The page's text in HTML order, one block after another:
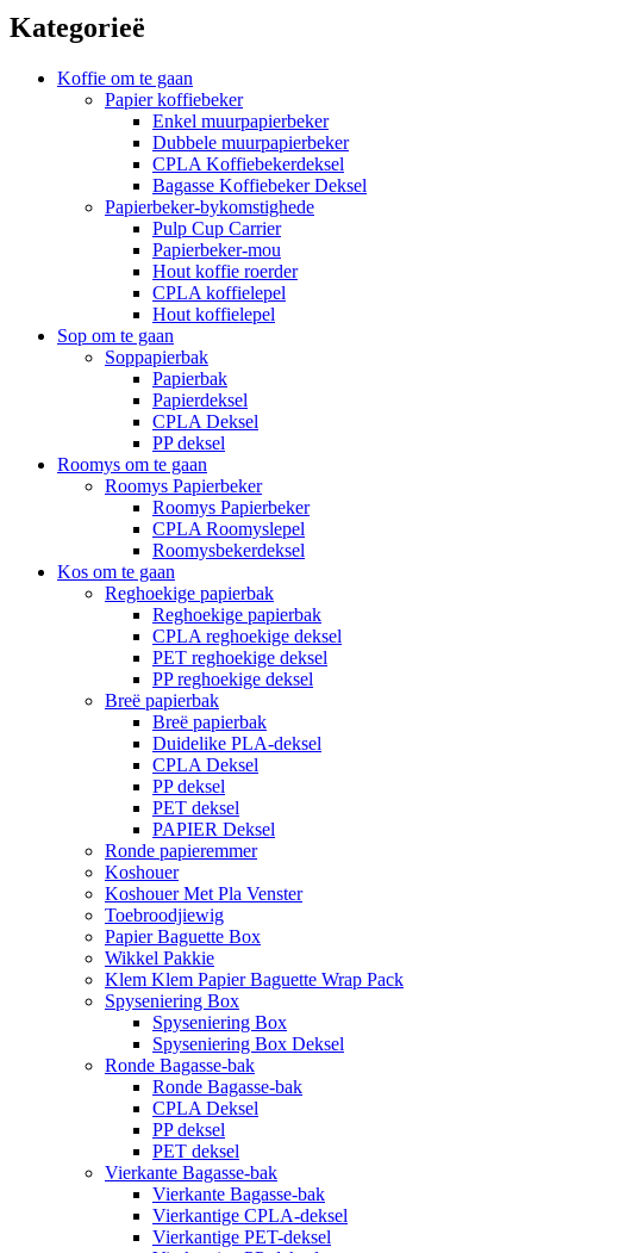
Kategorieë
Koffie om te gaan
Papier koffiebeker
Enkel muurpapierbeker
Dubbele muurpapierbeker
CPLA Koffiebekerdeksel
Bagasse Koffiebeker Deksel
Papierbeker-bykomstighede
Pulp Cup Carrier
Papierbeker-mou
Hout koffie roerder
CPLA koffielepel
Hout koffielepel
Sop om te gaan
Soppapierbak
Papierbak
Papierdeksel
CPLA Deksel
PP deksel
Roomys om te gaan
Roomys Papierbeker
Roomys Papierbeker
CPLA Roomyslepel
Roomysbekerdeksel
Kos om te gaan
Reghoekige papierbak
Reghoekige papierbak
CPLA reghoekige deksel
PET reghoekige deksel
PP reghoekige deksel
Breë papierbak
Breë papierbak
Duidelike PLA-deksel
CPLA Deksel
PP deksel
PET deksel
PAPIER Deksel
Ronde papieremmer
Koshouer
Koshouer Met Pla Venster
Toebroodjiewig
Papier Baguette Box
Wikkel Pakkie
Klem Klem Papier Baguette Wrap Pack
Spyseniering Box
Spyseniering Box
Spyseniering Box Deksel
Ronde Bagasse-bak
Ronde Bagasse-bak
CPLA Deksel
PP deksel
PET deksel
Vierkante Bagasse-bak
Vierkante Bagasse-bak
Vierkantige CPLA-deksel
Vierkantige PET-deksel